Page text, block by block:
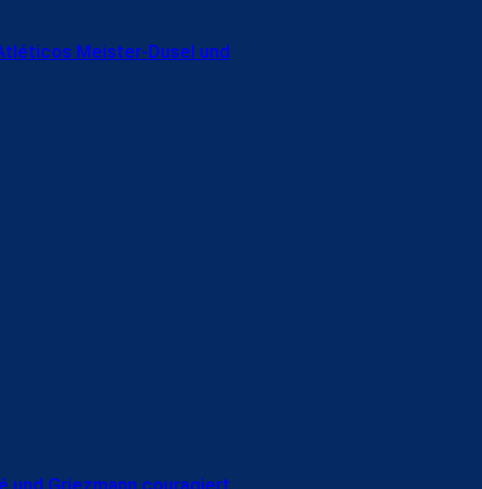
Meister-Dusel und
und Griezmann couragiert,